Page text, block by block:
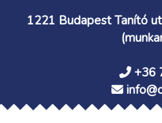
1221 Budapest Tanító
+36